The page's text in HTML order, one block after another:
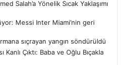
Salah’a Yönelik Sıcak Yaklaşımı
Messi Inter Miami’nin geri
sıçrayan yangın söndürüldü
Kanlı Çıktı: Baba ve Oğlu Bıçakla